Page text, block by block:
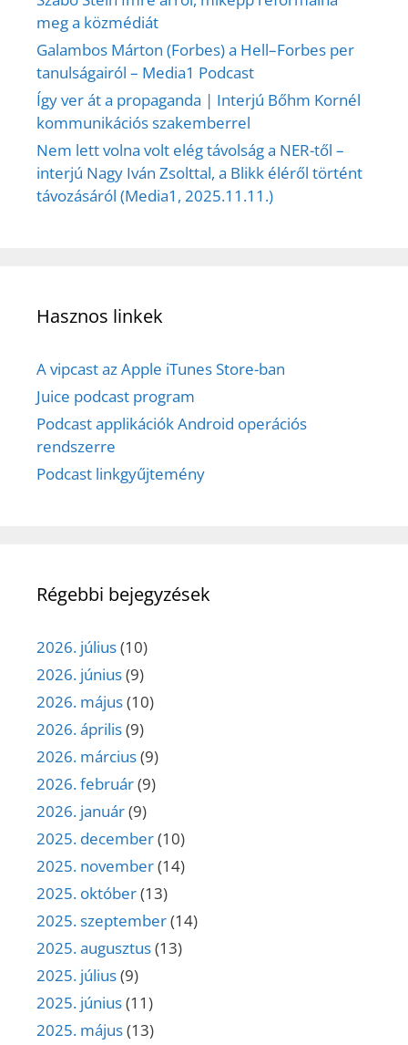
meg a közmédiát
Galambos Márton (Forbes) a Hell–Forbes per
tanulságairól – Media1 Podcast
Így ver át a propaganda | Interjú Bőhm Kornél
kommunikációs szakemberrel
Nem lett volna volt elég távolság a NER-től –
interjú Nagy Iván Zsolttal, a Blikk éléről történt
távozásáról (Media1, 2025.11.11.)
Hasznos linkek
A vipcast az Apple iTunes Store-ban
Juice podcast program
Podcast applikációk Android operációs
rendszerre
Podcast linkgyűjtemény
Régebbi bejegyzések
2026. július(10)
2026. június(9)
2026. május(10)
2026. április(9)
2026. március(9)
2026. február(9)
2026. január(9)
2025. december(10)
2025. november(14)
2025. október(13)
2025. szeptember(14)
2025. augusztus(13)
2025. július(9)
2025. június(11)
2025. május(13)